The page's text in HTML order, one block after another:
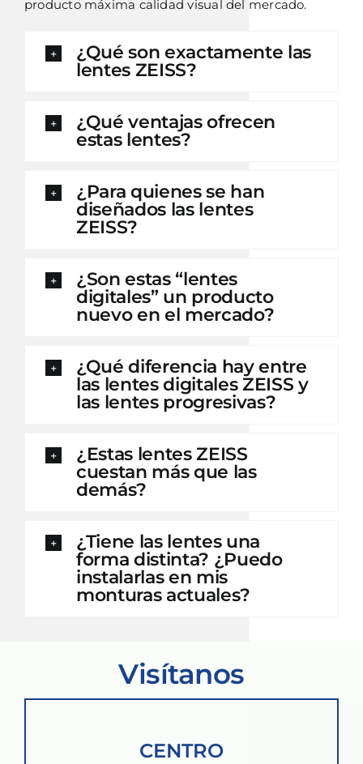
producto máxima calidad visual del mercado.
¿Qué son exactamente las
lentes ZEISS?
¿Qué ventajas ofrecen
estas lentes?
¿Para quienes se han
diseñados las lentes
ZEISS?
¿Son estas “lentes
digitales” un producto
nuevo en el mercado?
¿Qué diferencia hay entre
las lentes digitales ZEISS y
las lentes progresivas?
¿Estas lentes ZEISS
cuestan más que las
demás?
¿Tiene las lentes una
forma distinta? ¿Puedo
instalarlas en mis
monturas actuales?
Visítanos
CENTRO